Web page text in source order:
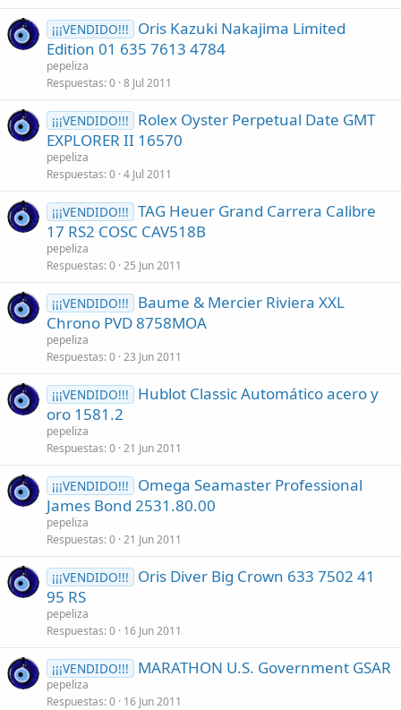
¡¡¡VENDIDO!!!
Oris Kazuki Nakajima Limited
Edition 01 635 7613 4784
pepeliza
Respuestas 0 8 Jul 2011
¡¡¡VENDIDO!!!
Rolex Oyster Perpetual Date GMT
EXPLORER II 16570
pepeliza
Respuestas 0 4 Jul 2011
¡¡¡VENDIDO!!! TAG Heuer Grand Carrera Calibre
17 RS2 COSC CAV518B
pepeliza
Respuestas 0 25 Jun 2011
¡¡¡VENDIDO!!!
Baume & Mercier Riviera XXL
Chrono PVD 8758MOA
pepeliza
Respuestas 0 23 Jun 2011
¡¡¡VENDIDO!!!
Hublot Classic Automático acero y
oro 1581.2
pepeliza
Respuestas 0 21 Jun 2011
¡¡¡VENDIDO!!!
Omega Seamaster Professional
James Bond 2531.80.00
pepeliza
Respuestas 0 21 Jun 2011
¡¡¡VENDIDO!!!
Oris Diver Big Crown 633 7502 41
95 RS
pepeliza
Respuestas 0 16 Jun 2011
¡¡¡VENDIDO!!! MARATHON U.S. Government GSAR
pepeliza
Respuestas 0 16 Jun 2011